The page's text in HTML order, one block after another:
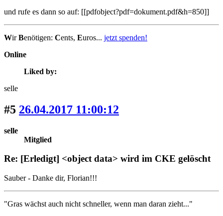
und rufe es dann so auf: [[pdfobject?pdf=dokument.pdf&h=850]]
WirBenötigen: Cents, Euros... jetzt spenden!
Online
Liked by:
selle
#5 26.04.2017 11:00:12
selle
Mitglied
Re: [Erledigt] <object data> wird im CKE gelöscht
Sauber - Danke dir, Florian!!!
"Gras wächst auch nicht schneller, wenn man daran zieht..."